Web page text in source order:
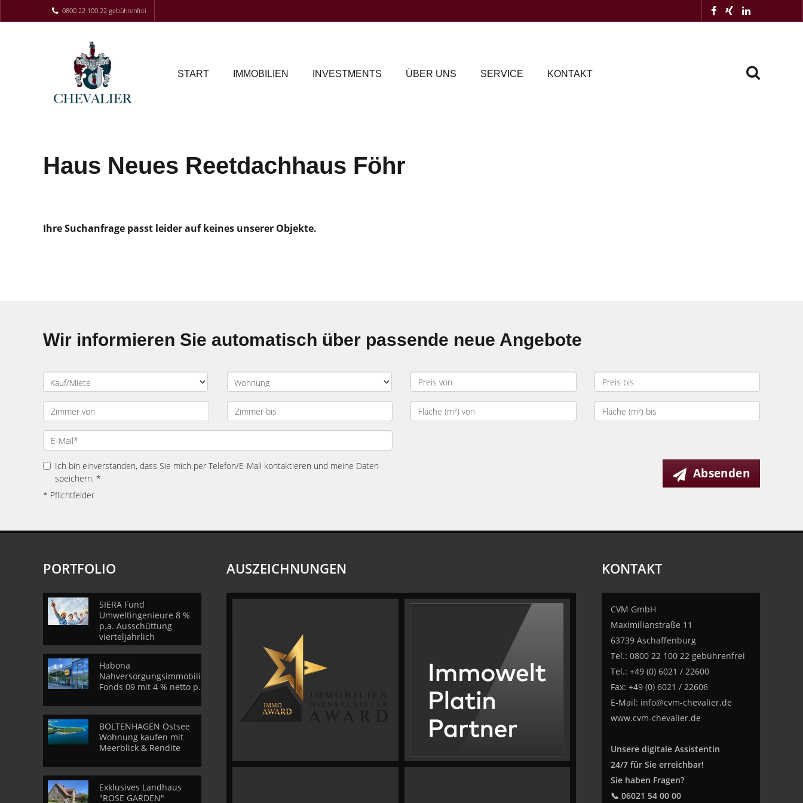
0800 22 100 22 gebührenfrei
START IMMOBILIEN INVESTMENTS ÜBER UNS SERVICE KONTAKT
Haus Neues Reetdachhaus Föhr
Ihre Suchanfrage passt leider auf keines unserer Objekte.
Wir informieren Sie automatisch über passende neue Angebote
Ich bin einverstanden, dass Sie mich per Telefon/E-Mail kontaktieren und meine Daten
speichern. *
* Pflichtfelder
Absenden
PORTFOLIO
SIERA Fund
Umweltingenieure 8 %
p.a. Ausschüttung
vierteljährlich
Habona
Nahversorgungsimmobilien
Fonds 09 mit 4 % netto p.a.
BOLTENHAGEN Ostsee
Wohnung kaufen mit
Meerblick & Rendite
Exklusives Landhaus
"ROSE GARDEN"
AUSZEICHNUNGEN KONTAKT
CVM GmbH
Maximilianstraße 11
63739 Aschaffenburg
Tel.: 0800 22 100 22 gebührenfrei
Tel.: +49 (0) 6021 / 22600
Fax: +49 (0) 6021 / 22606
E-Mail: info@cvm-chevalier.de
www.cvm-chevalier.de
Unsere digitale Assistentin
24/7 für Sie erreichbar!
Sie haben Fragen?
📞 06021 54 00 00